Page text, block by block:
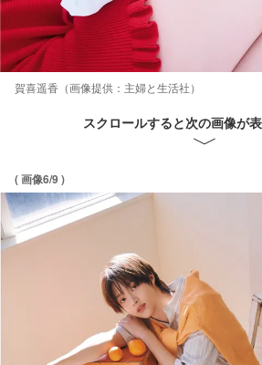
賀喜遥香（画像提供：主婦と生活社）
スクロールすると次の画像が
( 画像6/9 )